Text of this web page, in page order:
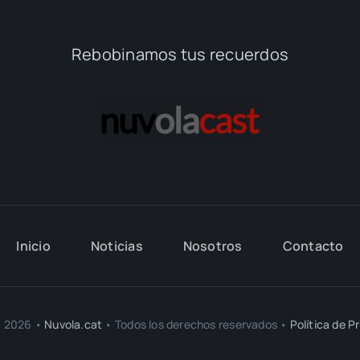
Rebobinamos tus recuerdos
Inicio Noticias Nosotros Contacto
2026 • Nuvola.cat • Todos los derechos reservados • Política de